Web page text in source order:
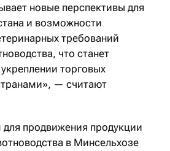
новые перспективы для
и возможности
требований
что станет
торговых
— считают
продвижения продукции
в Минсельхозе